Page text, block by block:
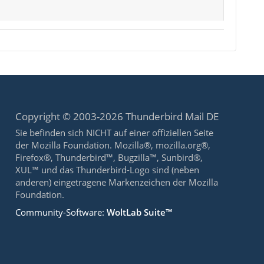
Copyright © 2003-2026 Thunderbird Mail DE
Sie befinden sich NICHT auf einer offiziellen Seite
der Mozilla Foundation. Mozilla®, mozilla.org®,
Firefox®, Thunderbird™, Bugzilla™, Sunbird®,
XUL™ und das Thunderbird-Logo sind (neben
anderen) eingetragene Markenzeichen der Mozilla
Foundation.
Community-Software:WoltLab Suite™